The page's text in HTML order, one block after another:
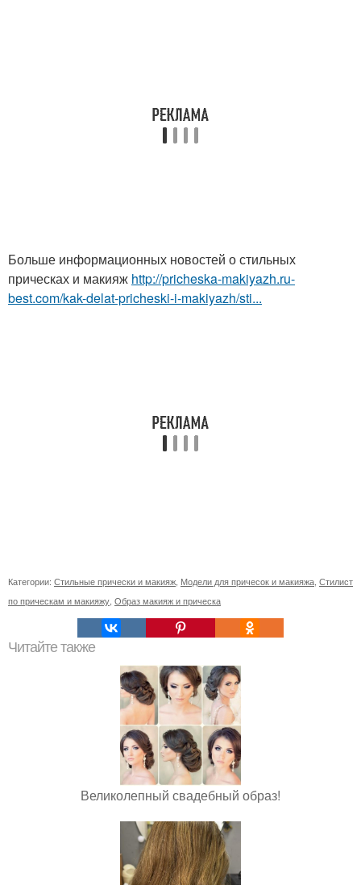
Больше информационных новостей о стильных
прическах и макияж http://pricheska-makiyazh.ru-
best.com/kak-delat-pricheski-i-makiyazh/sti...
Категории: Стильные прически и макияж Модели для причесок и макияжа Стилист
по прическам и макияжу Образ макияж и прическа
Читайте также
Великолепный свадебный образ!